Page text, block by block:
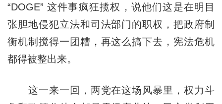
“DOGE” 这件事疯狂揽权，说他们这是在明目
张胆地侵犯立法和司法部门的职权，把政府制
衡机制搅得一团糟，再这么搞下去，宪法危机
都得被整出来。
这一来一回，两党在这场风暴里，权力斗